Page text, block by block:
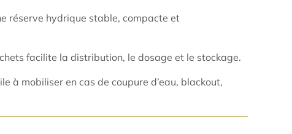
réserve hydrique stable, compacte et
facilite la distribution, le dosage et le stockage.
à mobiliser en cas de coupure d’eau, blackout,